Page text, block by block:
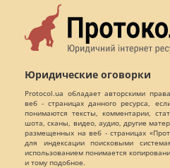
Юридические оговорки
Protocol.ua обладает авторскими
веб - страницах данного ресурса,
понимаются тексты, комментарии,
шота, сканы, видео, аудио, другие
размещенных на веб - страницах
для индексации поисковыми
использованием понимается
и тому подобное.